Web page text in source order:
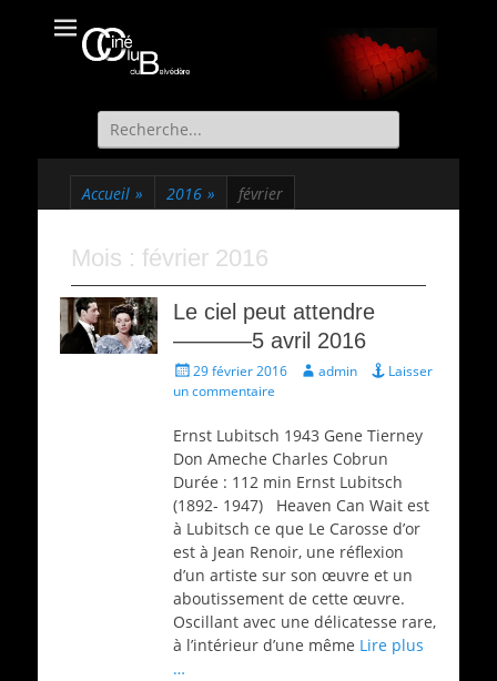
Ciné Club du
Belvédère
Site officiel du Ciné Club de St Martin d'Uriage
Recherche
de:
Accueil » 2016 » février
Mois : février 2016
Le ciel peut attendre
———–5 avril 2016
Écrit
le
29 février 2016 Auteur
admin
Laisser
un commentaire
Ernst Lubitsch 1943 Gene Tierney
Don Ameche Charles Cobrun
Durée : 112 min Ernst Lubitsch
(1892- 1947) Heaven Can Wait est
à Lubitsch ce que Le Carosse d’or
est à Jean Renoir, une réflexion
d’un artiste sur son œuvre et un
aboutissement de cette œuvre.
Oscillant avec une délicatesse rare,
à l’intérieur d’une même Lire plus
…